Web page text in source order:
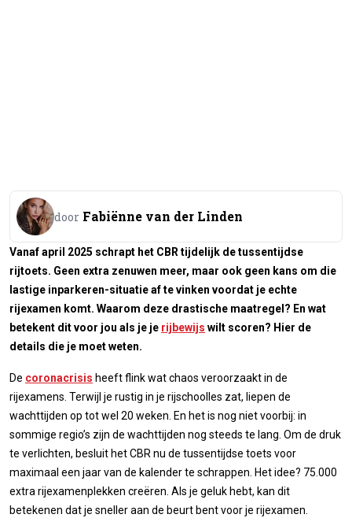
door Fabiënne van der Linden
Vanaf april 2025 schrapt het CBR tijdelijk de tussentijdse
rijtoets. Geen extra zenuwen meer, maar ook geen kans om die
lastige inparkeren-situatie af te vinken voordat je echte
rijexamen komt. Waarom deze drastische maatregel? En wat
betekent dit voor jou als je je rijbewijs wilt scoren? Hier de
details die je moet weten.
De coronacrisis heeft flink wat chaos veroorzaakt in de
rijexamens. Terwijl je rustig in je rijschoolles zat, liepen de
wachttijden op tot wel 20 weken. En het is nog niet voorbij: in
sommige regio’s zijn de wachttijden nog steeds te lang. Om de druk
te verlichten, besluit het CBR nu de tussentijdse toets voor
maximaal een jaar van de kalender te schrappen. Het idee? 75.000
extra rijexamenplekken creëren. Als je geluk hebt, kan dit
betekenen dat je sneller aan de beurt bent voor je rijexamen.